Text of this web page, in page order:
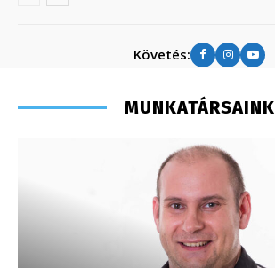
Követés:
MUNKATÁRSAINK